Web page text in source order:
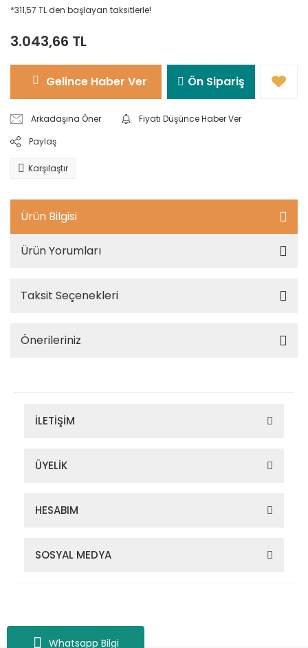
Whatsapp Bilgi
*311,57 TL den başlayan taksitlerle!
3.043,66 TL
Gelince Haber Ver Ön Sipariş
Arkadaşına Öner
Fiyatı Düşünce Haber Ver
Paylaş
Karşılaştır
Ürün Bilgisi
Ürün Yorumları
Taksit Seçenekleri
Önerileriniz
İLETİŞİM
ÜYELİK
HESABIM
SOSYAL MEDYA